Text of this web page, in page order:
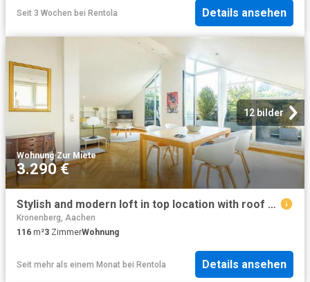
Seit 3 Wochen bei Rentola Details ansehen
12 bilder
Wohnung·Zur Miete
3.290 €
Stylish and modern loft in top location with roof garden, Aachen
Kronenberg, Aachen
116 m²3 ZimmerWohnung
Seit mehr als einem Monat bei Rentola Details ansehen